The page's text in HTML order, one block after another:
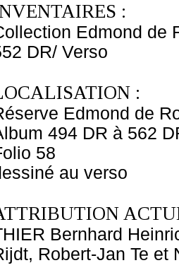
:
Edmond de
DR/ Verso
:
Edmond de
494 DR à 562
58
au verso
Bernhard
Robert-Jan Te et